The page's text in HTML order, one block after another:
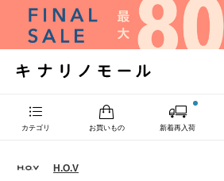
カテゴリ お買いもの 新着再入荷
H.O.V